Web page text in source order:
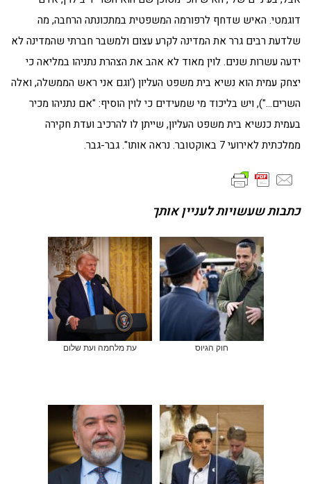
דוגמטי. האיש שדחף לרפורמה המשפטית במתכונתה הרחבה, מה
שלדעת רבים גרר את המדינה לקרע עצום ולמשבר חברתי שהמדינה לא
ידעה עשרות שנים. לוין מאוד לא אהב את הצהרת נתניהו במליאה כי
יצחק עמית הוא נשיא בית משפט העליון ('וגם אני ראש הממשלה, ואלה
השרים…"), ויש בליכוד מי שמעידים כי לוין הוסיף: "אם נתניהו מכיר
בעמית כנשיא בית משפט העליון, שייתן לו להרכיב ועדת חקירה
ממלכתית לאירועי 7 באוקטובר. נראה אותו". גבר-גבר.
כתבות שעשויות לעניין אותך
חוק הגיוס עת מלחמה ועת שלום